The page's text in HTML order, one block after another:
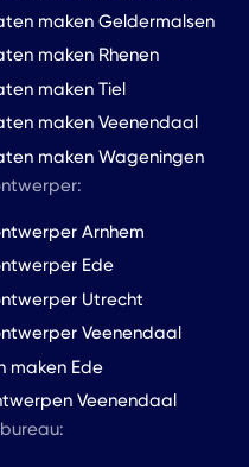
maken Geldermalsen
maken Rhenen
maken Tiel
maken Veenendaal
maken Wageningen
Arnhem
Ede
Utrecht
Veenendaal
maken Ede
Veenendaal